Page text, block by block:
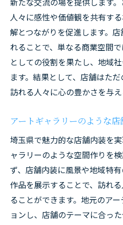
人々に感性や価値観を共有す
解とつながりを促進します。
れることで、単なる商業空間
としての役割を果たし、地域
ます。結果として、店舗はた
訪れる人々に心の豊かさを与え
アートギャラリーのような
埼玉県で魅力的な店舗内装を
ャラリーのような空間作りを
ず、店舗内装に風景や地域特
作品を展示することで、訪れ
ることができます。地元のア
ョンし、店舗のテーマに合っ